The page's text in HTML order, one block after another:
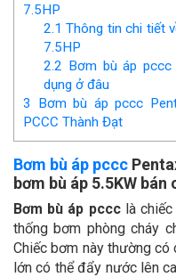
7.5HP
2.1 Thông tin chi tiết
7.5HP
2.2 Bơm bù áp
dụng ở đâu
3
Bơm bù áp pccc
PCCC Thành Đạt
Bơm bù áp pccc
bơm bù áp 5.5KW bán
Bơm bù áp pccclà chiếc
thống bơm phòng cháy
Chiếc bơm này thường
lớn có thể đẩy nước lên